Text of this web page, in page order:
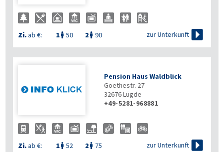
Zi.ab €: 1  50 2  90 zur Unterkunft 
Pension Haus Waldblick
Goethestr. 27
32676Lügde
+49-5281-968881
Zi.ab €: 1  52 2  75 zur Unterkunft 